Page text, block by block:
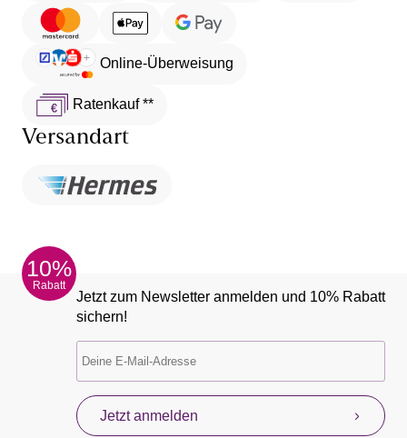
Online-Überweisung
Ratenkauf **
Versandart
10%
Rabatt
Jetzt zum Newsletter anmelden und 10% Rabatt
sichern!
Jetzt anmelden